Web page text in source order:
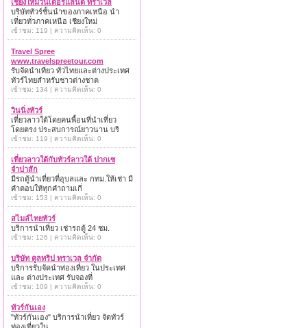
เชียงใหม่วันเดอร์แลนด์ ทราเวล
บริษัททัวร์ชั้นนำของภาคเหนือ นำ
เที่ยวทั่วภาคเหนือ เชียงใหม่
เข้าชม: 119 | ความคิดเห็น: 0
Travel Spree
www.travelspreetour.com
รับจัดนำเที่ยว ทั่วไทยและต่างประเทศ
ทัวร์ไทยสำหรับชาวต่างชาต
เข้าชม: 134 | ความคิดเห็น: 0
วินนิ่งทัวร์
เที่ยวลาวใต้โดยคนพื้อนที่นำเที่ยว
โดยตรง ประสบการณ์ยาวนาน บริ
เข้าชม: 119 | ความคิดเห็น: 0
เที่ยวลาวใต้กับทัวร์ลาวใต้ ปากเซ
จำปาสัก
มีรถตู้นำเที่ยวที่อุบลและ กทม.ให้เช่า มี
คำตอบให้ทุกคำถามเกี่
เข้าชม: 153 | ความคิดเห็น: 0
สไมล์ไทยทัวร์
บริการนำเที่ยว เช่ารถตู้ 24 ชม.
เข้าชม: 126 | ความคิดเห็น: 0
บริษัท คูลทริป ทราเวล จำกัด
บริการรับจัดนำท่องเที่ยว ในประเทศ
และ ต่างประเทศ รับจองที่
เข้าชม: 109 | ความคิดเห็น: 0
ทัวร์กันเอง
"ทัวร์กันเอง" บริการนำเที่ยว จัดทัวร์